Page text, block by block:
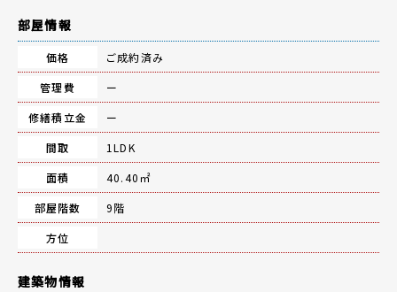
部屋情報
価格
ご成約済み
管理費
ー
修繕積立金
ー
間取
1LDK
面積
40.40㎡
部屋階数
9階
方位
建築物情報